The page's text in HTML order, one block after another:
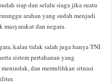
siap dan selalu siaga jika suatu
arahan yang sudah menjadi
dan negara.
kalau tidak salah juga hanya TNI
sistem pertahanan yang
dan memulihkan situasi